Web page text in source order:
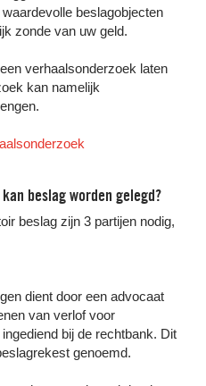
beslagobjecten
zonde van uw geld.
verhaalsonderzoek laten
kan namelijk
beslag worden gelegd?
beslag zijn 3 partijen nodig,
dient door een advocaat
van verlof voor
bij de rechtbank. Dit
genoemd.